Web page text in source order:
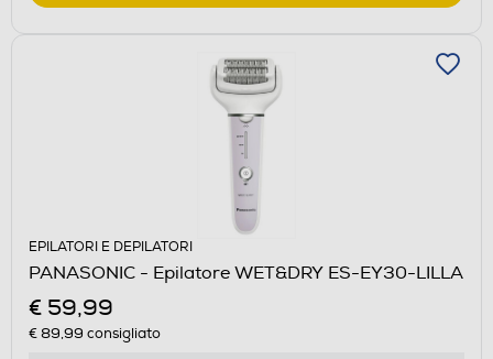
EPILATORI E DEPILATORI
PANASONIC - Epilatore WET&DRY ES-EY30-LILLA
€ 59,99
€ 89,99 consigliato